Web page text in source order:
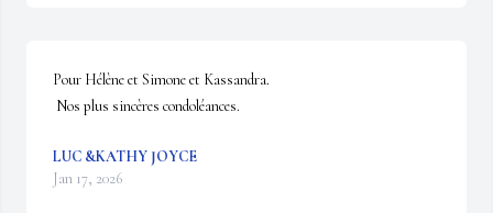
Pour Hélène et Simone et Kassandra.
Nos plus sincères condoléances.
LUC &KATHY JOYCE
Jan 17, 2026